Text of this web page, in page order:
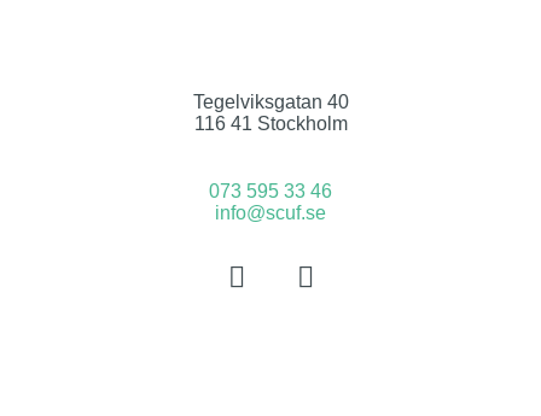
Tegelviksgatan 40
116 41 Stockholm
073 595 33 46
info@scuf.se